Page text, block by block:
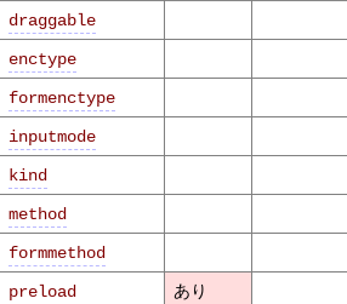
draggable
enctype
formenctype
inputmode
kind
method
formmethod
preload あり